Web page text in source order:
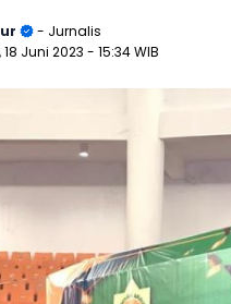
- Jurnalis
Juni 2023 - 15:34 WIB